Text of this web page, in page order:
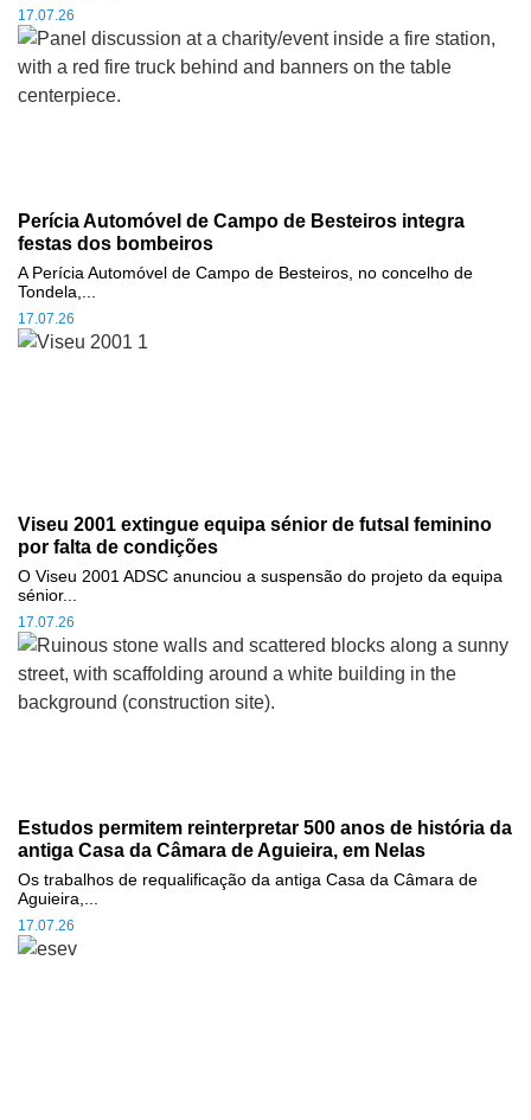
17.07.26
Perícia Automóvel de Campo de Besteiros integra
festas dos bombeiros
17.07.26
A Perícia Automóvel de Campo de Besteiros, no concelho de
Tondela,...
Viseu 2001 extingue equipa sénior de futsal feminino
por falta de condições
17.07.26
O Viseu 2001 ADSC anunciou a suspensão do projeto da equipa
sénior...
Estudos permitem reinterpretar 500 anos de história da
antiga Casa da Câmara de Aguieira, em Nelas
17.07.26
Os trabalhos de requalificação da antiga Casa da Câmara de
Aguieira,...